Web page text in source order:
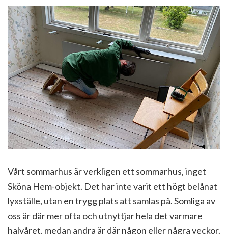
Vårt sommarhus är verkligen ett sommarhus, inget
Sköna Hem-objekt. Det har inte varit ett högt belånat
lyxställe, utan en trygg plats att samlas på. Somliga av
oss är där mer ofta och utnyttjar hela det varmare
halvåret, medan andra är där någon eller några veckor.